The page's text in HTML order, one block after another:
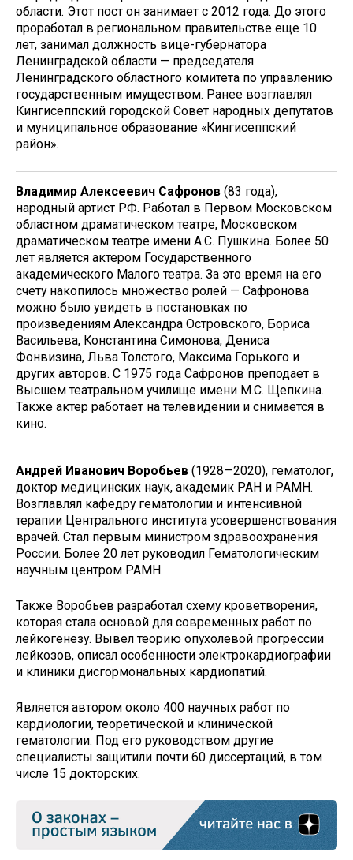
области. Этот пост он занимает с 2012 года. До этого
проработал в региональном правительстве еще 10
лет, занимал должность вице-губернатора
Ленинградской области — председателя
Ленинградского областного комитета по управлению
государственным имуществом. Ранее возглавлял
Кингисеппский городской Совет народных депутатов
и муниципальное образование «Кингисеппский
район».
Владимир Алексеевич Сафронов (83 года),
народный артист РФ. Работал в Первом Московском
областном драматическом театре, Московском
драматическом театре имени А.С. Пушкина. Более 50
лет является актером Государственного
академического Малого театра. За это время на его
счету накопилось множество ролей — Сафронова
можно было увидеть в постановках по
произведениям Александра Островского, Бориса
Васильева, Константина Симонова, Дениса
Фонвизина, Льва Толстого, Максима Горького и
других авторов. С 1975 года Сафронов преподает в
Высшем театральном училище имени М.С. Щепкина.
Также актер работает на телевидении и снимается в
кино.
Андрей Иванович Воробьев (1928—2020), гематолог,
доктор медицинских наук, академик РАН и РАМН.
Возглавлял кафедру гематологии и интенсивной
терапии Центрального института усовершенствования
врачей. Стал первым министром здравоохранения
России. Более 20 лет руководил Гематологическим
научным центром РАМН.
Также Воробьев разработал схему кроветворения,
которая стала основой для современных работ по
лейкогенезу. Вывел теорию опухолевой прогрессии
лейкозов, описал особенности электрокардиографии
и клиники дисгормональных кардиопатий.
Является автором около 400 научных работ по
кардиологии, теоретической и клинической
гематологии. Под его руководством другие
специалисты защитили почти 60 диссертаций, в том
числе 15 докторских.